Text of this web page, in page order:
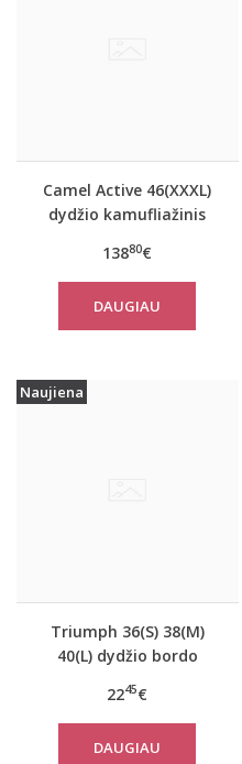
Camel Active 46(XXXL)
dydžio kamufliažinis
310780
13880€
DAUGIAU
Naujiena
Triumph 36(S) 38(M)
40(L) dydžio bordo
palaidinė Climate
Control LSL Top Turtle
Neck
2245€
DAUGIAU